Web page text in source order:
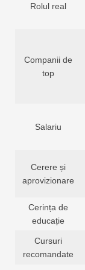
Rolul real
Companii de
top
Salariu
Cerere și
aprovizionare
Cerința de
educație
Cursuri
recomandate